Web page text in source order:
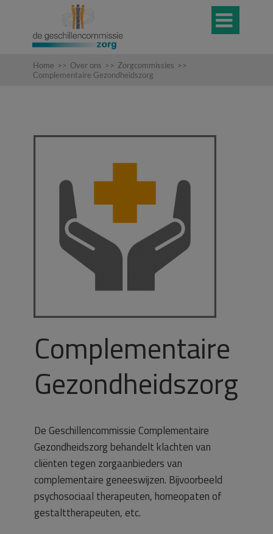

Home >> Over ons >> Zorgcommissies >>
Complementaire Gezondheidszorg
Complementaire
Gezondheidszorg
De Geschillencommissie Complementaire
Gezondheidszorg behandelt klachten van
cliënten tegen zorgaanbieders van
complementaire geneeswijzen. Bijvoorbeeld
psychosociaal therapeuten, homeopaten of
gestalttherapeuten, etc.